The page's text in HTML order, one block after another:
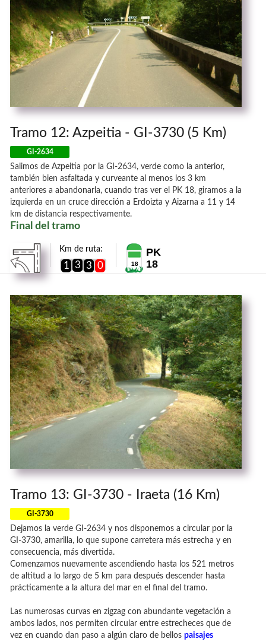
Tramo 12: Azpeitia - GI-3730 (5 Km)
GI-2634
Salimos de Azpeitia por la GI-2634, verde como la anterior,
también bien asfaltada y curveante al menos los 3 km
anteriores a abandonarla, cuando tras ver el PK 18, giramos a la
izquierda en un cruce dirección a Erdoizta y Aizarna a 11 y 14
km de distancia respectivamente.
Final del tramo
Km de ruta:
1 3 3 0 18
PK
18
Tramo 13: GI-3730 - Iraeta (16 Km)
GI-3730
Dejamos la verde GI-2634 y nos disponemos a circular por la
GI-3730, amarilla, lo que supone carretera más estrecha y en
consecuencia, más divertida.
Comenzamos nuevamente ascendiendo hasta los 521 metros
de altitud a lo largo de 5 km para después descender hasta
prácticamente a la altura del mar en el final del tramo.
Las numerosas curvas en zigzag con abundante vegetación a
ambos lados, nos permiten circular entre estrecheces que de
vez en cuando dan paso a algún claro de bellos paisajes